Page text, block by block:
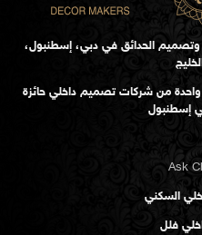
وتصميم الحدائق في دبي، إسطنبول،
من شركات تصميم داخلي حائزة
إسطنبول
Ask
السكني
فلل